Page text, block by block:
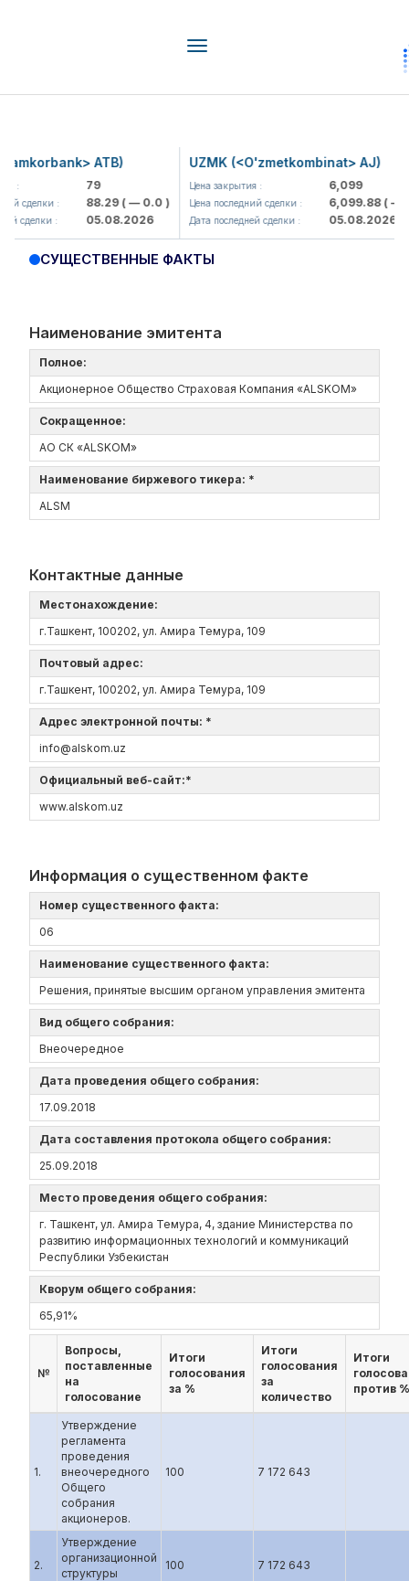
Toggle
ATB)
79
сделки : 88.29( — 0.0 )
сделки : 05.08.2026
UZMK (<O'zmetkombinat> AJ)
Цена закрытия : 6,099
Цена последний сделки : 6,099.88( —
Дата последней сделки : 05.08.2026
СУЩЕСТВЕННЫЕ ФАКТЫ
Наименование эмитента
Полное:
Акционерное Общество Страховая Компания «ALSKOM»
Сокращенное:
АО СК «ALSKOM»
Наименование биржевого тикера: *
ALSM
Контактные данные
Местонахождение:
г.Ташкент, 100202, ул. Амира Темура, 109
Почтовый адрес:
г.Ташкент, 100202, ул. Амира Темура, 109
Адрес электронной почты: *
info@alskom.uz
Официальный веб-сайт:*
www.alskom.uz
Информация о существенном факте
Номер существенного факта:
06
Наименование существенного факта:
Решения, принятые высшим органом управления эмитента
Вид общего собрания:
Внеочередное
Дата проведения общего собрания:
17.09.2018
Дата составления протокола общего собрания:
25.09.2018
Место проведения общего собрания:
г. Ташкент, ул. Амира Темура, 4, здание Министерства по
развитию информационных технологий и коммуникаций
Республики Узбекистан
Кворум общего собрания:
65,91%
№
Вопросы,
поставленные
на
голосование
Итоги
голосования
за %
Итоги
голосования
за
количество
Итоги
против %
1.
Утверждение
регламента
проведения
внеочередного
Общего
собрания
акционеров.
100 7 172 643
2.
Утверждение
организационной
структуры
100 7 172 643